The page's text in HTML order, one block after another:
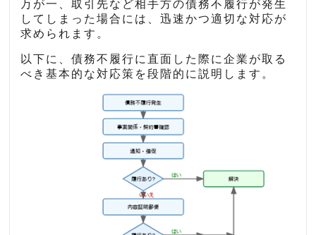
万が一、取引先など相手方の債務不履行が発生
してしまった場合には、迅速かつ適切な対応が
求められます。
以下に、債務不履行に直面した際に企業が取る
べき基本的な対応策を段階的に説明します。